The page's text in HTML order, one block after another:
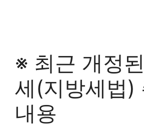
※ 최근 개정
세(지방세법)
내용